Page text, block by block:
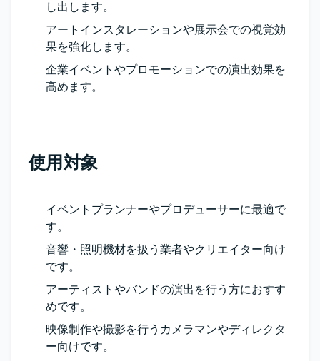
し出します。
アートインスタレーションや展示会での視覚効
果を強化します。
企業イベントやプロモーションでの演出効果を
高めます。
使用対象
イベントプランナーやプロデューサーに最適で
す。
音響・照明機材を扱う業者やクリエイター向け
です。
アーティストやバンドの演出を行う方におすす
めです。
映像制作や撮影を行うカメラマンやディレクタ
ー向けです。